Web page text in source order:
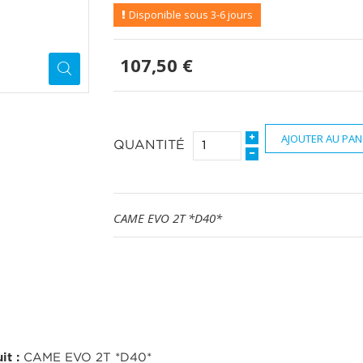
Disponible sous 3-6 jours
107,50 €
QUANTITÉ
AJOUTER AU
CAME EVO 2T *D40*
: CAME EVO 2T *D40*